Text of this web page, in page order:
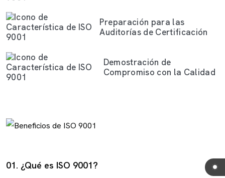
Preparación para las
Auditorías de Certificación
Demostración de
Compromiso con la Calidad
01. ¿Qué es ISO 9001?